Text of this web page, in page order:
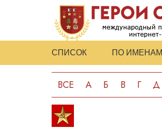
СПИСОК ПО ИМЕНАМ
ВСЕ А Б В Г Д